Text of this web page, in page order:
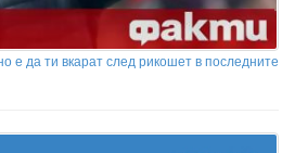
е да ти вкарат след рикошет в последните